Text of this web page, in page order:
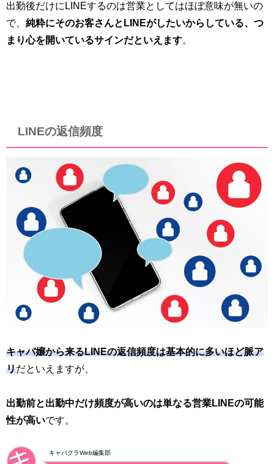
出勤後だけにLINEするのは営業としてはほぼ意味が無いの
で、 純粋にそのお客さんとLINEがしたいからしている、つ
まり心を開いているサインだといえます
LINEの返信頻度
キャバ嬢から来るLINEの返信頻度は基本的に多いほど脈ア
リだといえますが、
出勤前と出勤中だけ頻度が高いのは単なる営業LINEの可能
性が高いです。
キャバクラWeb編集部